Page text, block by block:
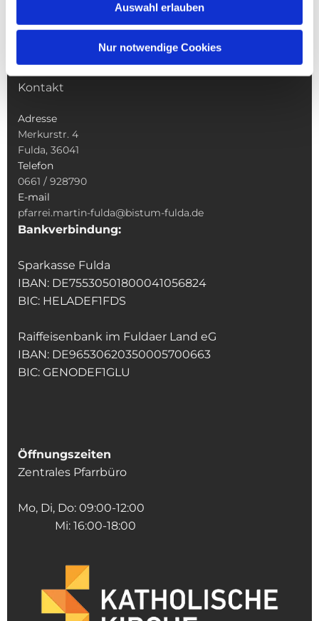
Auswahl erlauben
Nur notwendige Cookies
Veranstaltungen & Angebote
Kindertagesstätte St. Andreas
Kontakt
Adresse
Merkurstr. 4
Fulda, 36041
Telefon
0661 / 928790
E-mail
pfarrei.martin-fulda@bistum-fulda.de
Bankverbindung:
Sparkasse Fulda
IBAN: DE75530501800041056824
BIC: HELADEF1FDS
Raiffeisenbank im Fuldaer Land eG
IBAN: DE96530620350005700663
BIC: GENODEF1GLU
Öffnungszeiten
Zentrales Pfarrbüro
Mo, Di, Do: 09:00-12:00
Mi: 16:00-18:00